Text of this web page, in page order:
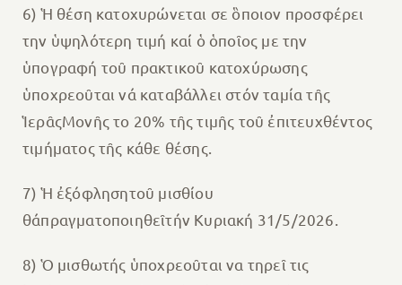
6) Ἡ θέση κατοχυρώνεται σε ὃποιον προσφέρει
την ὑψηλότερη τιμή καί ὁ ὁποῖος με την
ὑπογραφή τοῦ πρακτικοῦ κατοχύρωσης
ὑποχρεοῦται νά καταβάλλει στόν ταμία τῆς
ἹερᾶςΜονῆς το 20% τῆς τιμῆς τοῦ ἐπιτευχθέντος
τιμήματος τῆς κάθε θέσης.
7) Ἡ ἐξόφλησητοῦ μισθίου
θάπραγματοποιηθεῖτήν Κυριακή 31/5/2026.
8) Ὁ μισθωτής ὑποχρεοῦται να τηρεῖ τις